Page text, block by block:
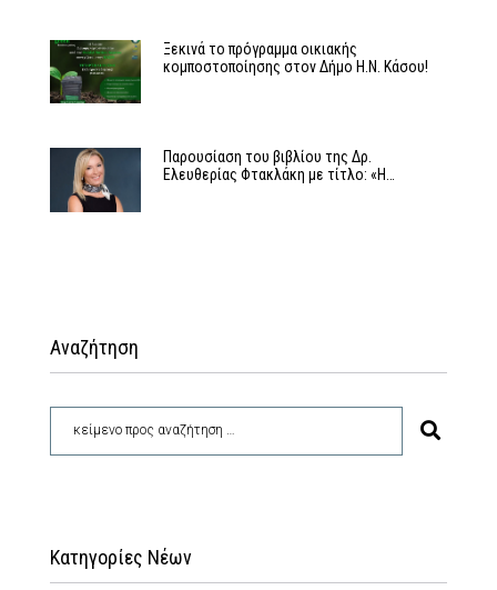
Ξεκινά το πρόγραμμα οικιακής
κομποστοποίησης στον Δήμο Η.Ν. Κάσου!
Παρουσίαση του βιβλίου της Δρ.
Ελευθερίας Φτακλάκη με τίτλο: «Η…
Αναζήτηση
Κατηγορίες Νέων